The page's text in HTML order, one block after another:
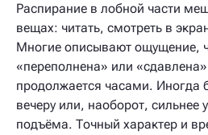
Распирание в лобной части
вещах: читать, смотреть в
Многие описывают ощущение,
«переполнена» или
продолжается часами. Иногда
вечеру или, наоборот, сильнее
подъёма. Точный характер и